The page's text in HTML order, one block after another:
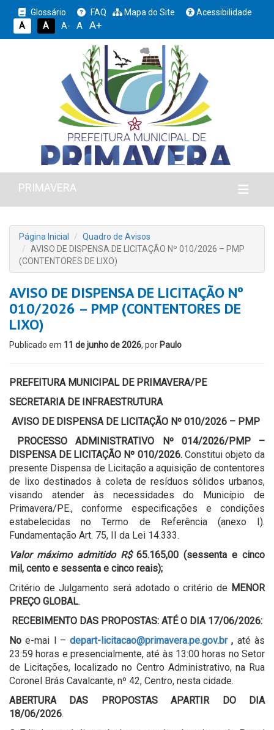
Glossário FAQ Mapa do Site
Acessibilidade
A
A A- A A+
PRIMAVERA
Página Inicial
Quadro de Avisos
AVISO DE DISPENSA DE LICITAÇÃO Nº 010/2026 – PMP
(CONTENTORES DE LIXO)
AVISO DE DISPENSA DE LICITAÇÃO Nº
010/2026 – PMP (CONTENTORES DE
LIXO)
Publicado em 11 de junho de 2026, por Paulo
PREFEITURA MUNICIPAL DE PRIMAVERA/PE
SECRETARIA DE INFRAESTRUTURA
AVISO DE DISPENSA DE LICITAÇÃO Nº 010/2026 – PMP
PROCESSO ADMINISTRATIVO Nº 014/2026/PMP –
DISPENSA DE LICITAÇÃO Nº 010/2026. Constitui objeto da
presente Dispensa de Licitação a aquisição de contentores
de lixo destinados à coleta de resíduos sólidos urbanos,
visando atender às necessidades do Município de
Primavera/PE., conforme especificações e condições
estabelecidas no Termo de Referência (anexo I).
Fundamentação Art. 75, II da Lei 14.333.
Valor máximo admitido R$65.165,00 (sessenta e cinco
mil, cento e sessenta e cinco reais);
Critério de Julgamento será adotado o critério de MENOR
PREÇO GLOBAL.
RECEBIMENTO DAS PROPOSTAS: ATÉ O DIA 17/06/2026:
No e-mai l –depart-licitacao@primavera.pe.gov.br, até às
23:59 horas e presencialmente, até às 13:00 horas no Setor
de Licitações, localizado no Centro Administrativo, na Rua
Coronel Brás Cavalcante, nº 42, Centro, nesta cidade.
ABERTURA DAS PROPOSTAS APARTIR DO DIA
18/06/2026.